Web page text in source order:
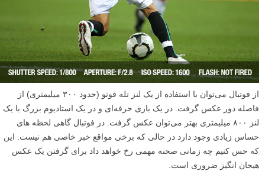
از فوتبال می‌توان با استفاده از یک لنز تله فوتو (حدود ۳۰۰ میلیمتری) از
فاصله دور عکس گرفت. در یک بازی حرفه‌ای و در یک استادیوم بزرگ با یک
لنز ۸۰۰ میلیمتری بهتر می‌توان عکس گرفت. در فوتبال گاهی لحظه های
حساس زیادی وجود دارد در حالی که برخی مواقع خبر خاصی هم نیست. این
که حس کنیم چه زمانی صحنه مهمی رخ خواهد داد برای گرفتن یک عکس
هیجان انگیز ضروری است.